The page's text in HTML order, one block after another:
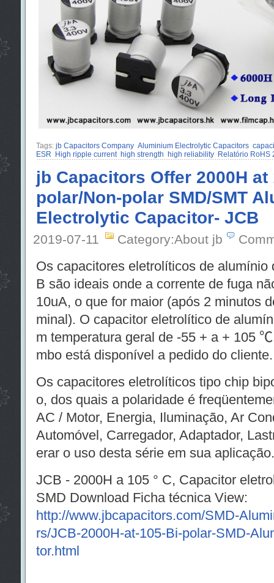
Tags: jb Capacitors Company Aluminium Electrolytic Capacitors
ESR
High ripple current high strength high reliability Relatório RoHS
jb Capacitors Offer 2000H at
polar/Non-polar SMD/SMT
Electrolytic Capacitor- JCB
2019-07-11 Category:About jb
Os capacitores eletrolíticos de alumínio
B são ideais onde a corrente de fuga
10uA, o que for maior (após 2 minutos
minal). O capacitor eletrolítico de
m temperatura geral de -55 + a + 105
mbo está disponível a pedido do cliente.
Os capacitores eletrolíticos tipo chip
o, dos quais a polaridade é
AC / Motor, Energia, Iluminação, Ar
Automóvel, Carregador, Adaptador,
erar o uso desta série em sua aplicação.
JCB - 2000H a 105 ° C, Capacitor
SMD Download Ficha técnica View:
http://www.jbcapacitors.com/SMD-
rs/JCB-2000H-at-105-Bi-polar-SMD-
tor.html